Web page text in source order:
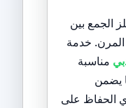
الجمع بين
خدمة
مناسبة
يضمن
الحفاظ على